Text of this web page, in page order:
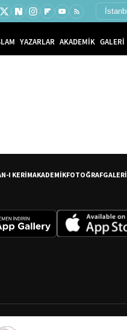
YAZARLAR AKADEMİK GALERİ
I KERİMAKADEMİKFOTOĞRAFGALERİ